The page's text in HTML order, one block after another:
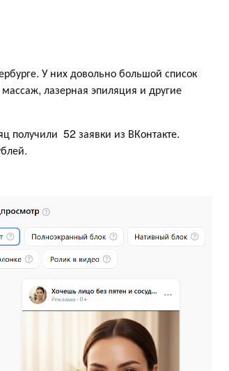
У них довольно большой список
лазерная эпиляция и другие
получили 52 заявки из ВКонтакте.